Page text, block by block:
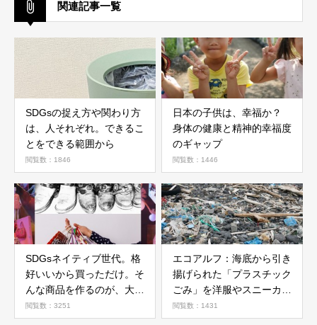
関連記事一覧
SDGsの捉え方や関わり方
は、人それぞれ。できるこ
とをできる範囲から
閲覧数：1846
日本の子供は、幸福か？
身体の健康と精神的幸福度
のギャップ
閲覧数：1446
SDGsネイティブ世代。格
好いいから買っただけ。そ
んな商品を作るのが、大人
の仕事なんだ。
閲覧数：3251
エコアルフ：海底から引き
揚げられた「プラスチック
ごみ」を洋服やスニーカー
に
閲覧数：1431